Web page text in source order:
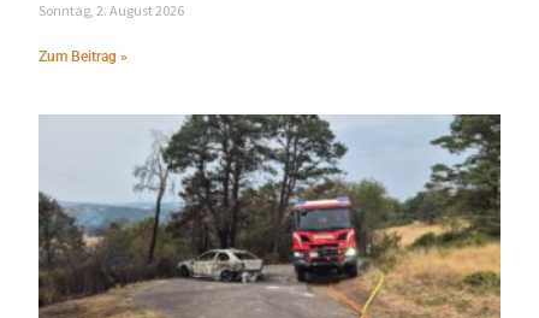
Sonntag, 2. August 2026
Zum Beitrag »